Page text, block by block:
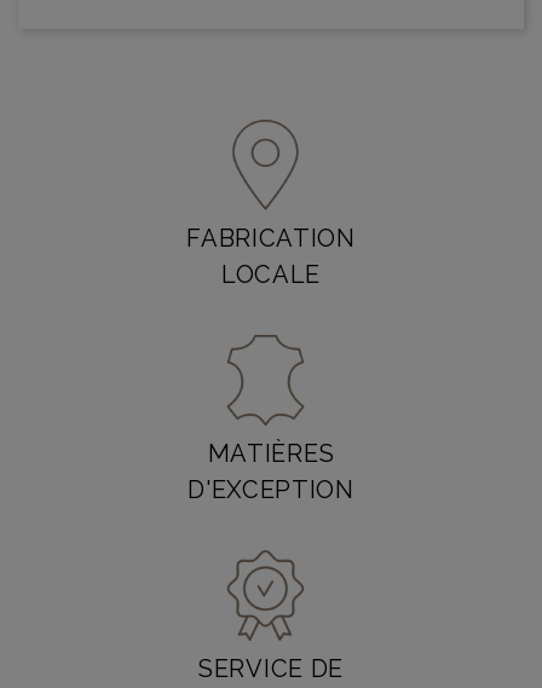
FABRICATION
LOCALE
MATIÈRES
D'EXCEPTION
SERVICE DE